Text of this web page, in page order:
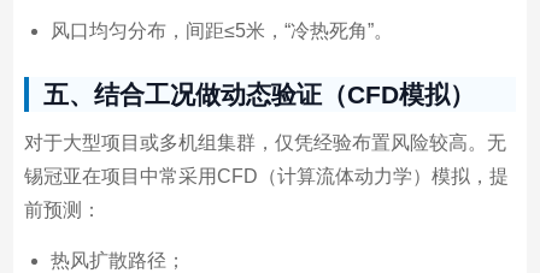
风口均匀分布，间距≤5米，“冷热死角”。
五、结合工况做动态验证（CFD模拟）
对于大型项目或多机组集群，仅凭经验布置风险较高。无
锡冠亚在项目中常采用CFD（计算流体动力学）模拟，提
前预测：
热风扩散路径；